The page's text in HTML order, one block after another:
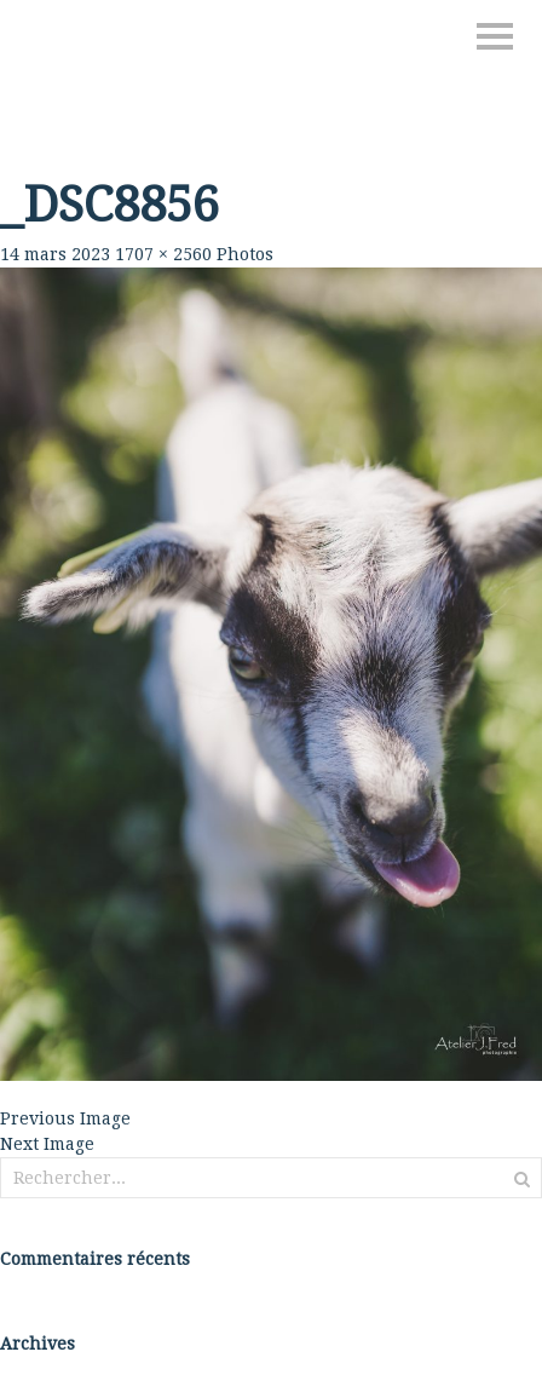
_DSC8856
14 mars 2023 1707 × 2560 Photos
Previous Image
Next Image
Rechercher :
Commentaires récents
Archives